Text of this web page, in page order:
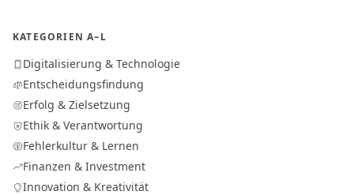
KATEGORIEN A–L
Digitalisierung & Technologie
Entscheidungsfindung
Erfolg & Zielsetzung
Ethik & Verantwortung
Fehlerkultur & Lernen
Finanzen & Investment
Innovation & Kreativität